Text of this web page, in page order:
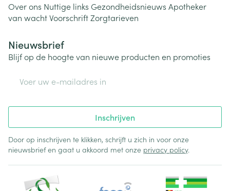
Over ons Nuttige links Gezondheidsnieuws Apotheker
van wachtVoorschriftZorgtarieven
Nieuwsbrief
Blijf op de hoogte van nieuwe producten en promoties
Inschrijven
Door op inschrijven te klikken, schrijft u zich in voor onze
nieuwsbrief en gaat u akkoord met onze privacy policy.